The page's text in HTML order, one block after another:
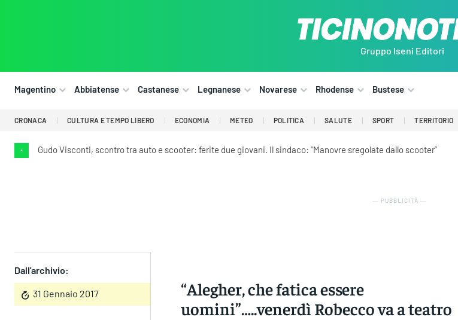
Gruppo Iseni Editori
Magentino Abbiatense Castanese Legnanese Novarese Rhodense Bustese
CRONACA CULTURA E TEMPO LIBERO ECONOMIA METEO POLITICA SALUTE SPORT TERRITORIO
• Gudo Visconti, scontro tra auto e scooter: ferite due giovani. Il sindaco: “Manovre sregolate dallo scooter”
― PUBBLICITÀ ―
Dall'archivio:
31 Gennaio 2017
“Alegher, che fatica essere
uomini”…..venerdì Robecco va a teatro